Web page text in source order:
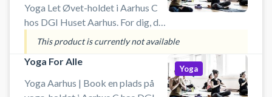
Yoga Let Øvet-holdet i Aarhus C
hos DGI Huset Aarhus. For dig, der
har erfaring med yoga og er klar til
næste niveau. På dette hold
arbejder vi med balance, styrke og
mere avancerede yogastillinger i
et fokuseret og dynamisk flow. Et
This product is currently not available
Yoga For Alle
Yoga Aarhus | Book en plads på
Yoga